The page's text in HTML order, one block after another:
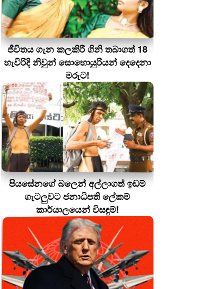
ජීවිතය ගැන කලකිරී ගිනි තබාගත් 18
හැවිරිදි නිවුන් සොහොයුරියන් දෙදෙනා
මරුට!
පියසේනගේ බලෙන් අල්ලාගත් ඉඩම්
ගැටලුවට ජනාධිපති ලේකම්
කාර්යාලයෙන් විසඳුම්!